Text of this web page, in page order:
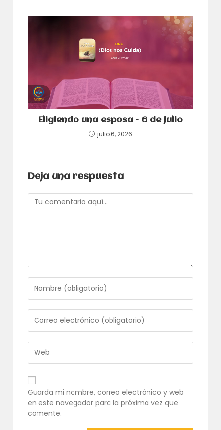
Eligiendo una esposa – 6 de julio
julio 6, 2026
Deja una respuesta
Comentario
tu
nombre
o
nombre
de
usuario
para
comentar
tu
dirección
de
correo
electrónico
para
comentar
URL
de
tu
web
(opcional)
Guarda mi nombre, correo electrónico y web
en este navegador para la próxima vez que
comente.